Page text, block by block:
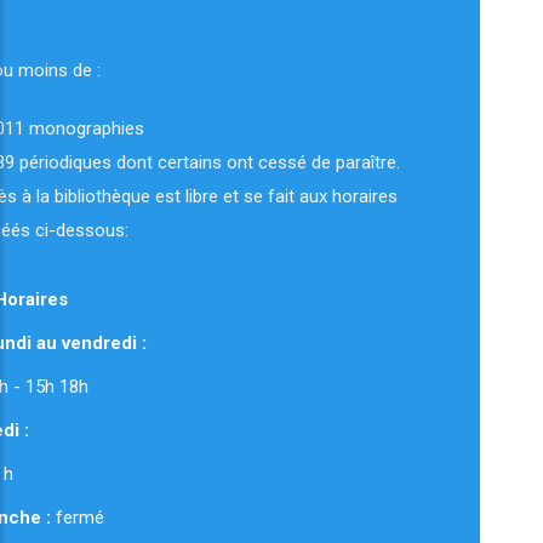
moins de :
monographies
périodiques dont certains ont cessé de paraître.
à la bibliothèque est libre et se fait aux horaires
ci-dessous:
au vendredi :
12h - 15h 18h
:
: fermé